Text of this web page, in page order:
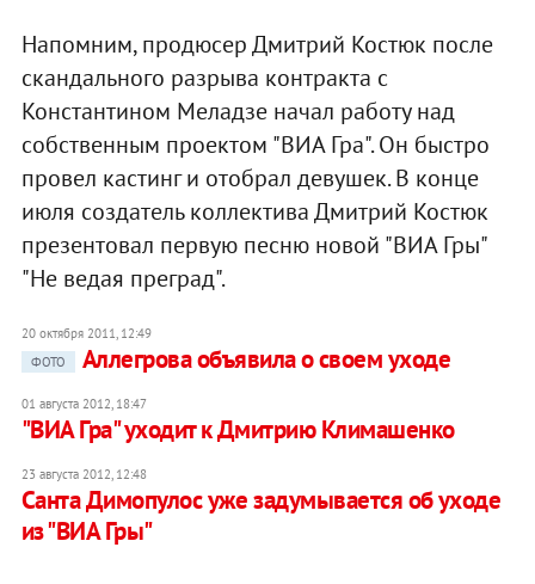
Напомним, продюсер Дмитрий Костюк после
скандального разрыва контракта с
Константином Меладзе начал работу над
собственным проектом "ВИА Гра". Он быстро
провел кастинг и отобрал девушек. В конце
июля создатель коллектива Дмитрий Костюк
презентовал первую песню новой "ВИА Гры"
"Не ведая преград".
20 октября 2011, 12:49
ФОТО
Аллегрова объявила о своем уходе
01 августа 2012, 18:47
"ВИА Гра" уходит к Дмитрию Климашенко
23 августа 2012, 12:48
Санта Димопулос уже задумывается об уходе
из "ВИА Гры"